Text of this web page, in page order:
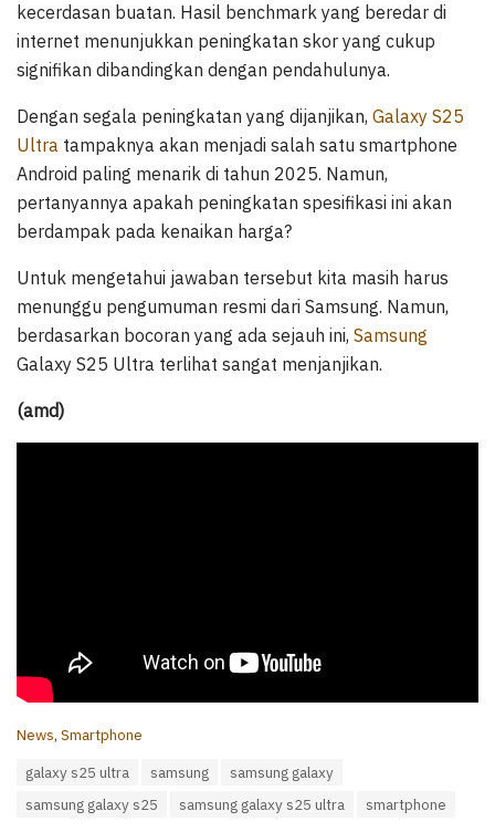
kecerdasan buatan. Hasil benchmark yang beredar di
internet menunjukkan peningkatan skor yang cukup
signifikan dibandingkan dengan pendahulunya.
Dengan segala peningkatan yang dijanjikan, Galaxy S25
Ultra tampaknya akan menjadi salah satu smartphone
Android paling menarik di tahun 2025. Namun,
pertanyannya apakah peningkatan spesifikasi ini akan
berdampak pada kenaikan harga?
Untuk mengetahui jawaban tersebut kita masih harus
menunggu pengumuman resmi dari Samsung. Namun,
berdasarkan bocoran yang ada sejauh ini, Samsung
Galaxy S25 Ultra terlihat sangat menjanjikan.
(amd)
C
News, Smartphone
galaxy s25 ultra samsung
samsung galaxy
samsung galaxy s25
samsung galaxy s25 ultra smartphone